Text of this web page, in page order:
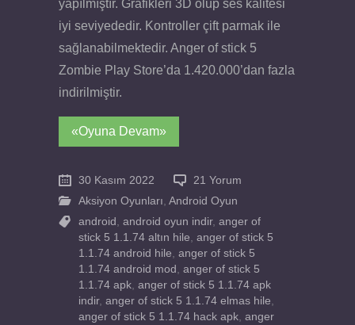
yapılmıştır. Grafikleri 3D olup ses kalitesi
iyi seviyededir. Kontroller çift parmak ile
sağlanabilmektedir. Anger of stick 5
Zombie Play Store’da 1.420.000’dan fazla
indirilmiştir.
«Oyuna Devam»
30 Kasım 2022
21 Yorum
Aksiyon Oyunları Android Oyun
android android oyun indir, anger of
stick 5 1.1.74 altın hile anger of stick 5
1.1.74 android hile anger of stick 5
1.1.74 android mod anger of stick 5
1.1.74 apk anger of stick 5 1.1.74 apk
indir, anger of stick 5 1.1.74 elmas hile
anger of stick 5 1.1.74 hack apk anger